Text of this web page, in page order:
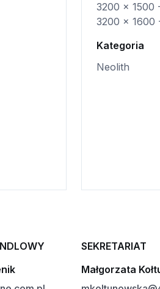
3200 x 1500
3200 x 1600
Kategoria
Neolith
SEKRETARIAT
Małgorzata